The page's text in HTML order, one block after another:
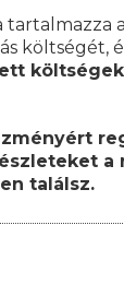
tartalmazza
költségét,
a
találsz.